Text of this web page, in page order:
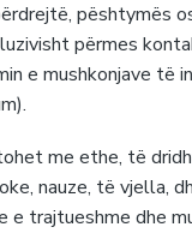
pështymës
përmes
e mushkonjave të
me ethe, të
nauze, të vjella,
e trajtueshme dhe